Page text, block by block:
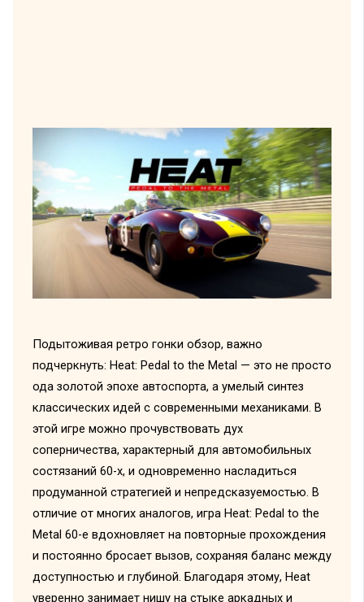
Подытоживая ретро гонки обзор, важно
подчеркнуть: Heat: Pedal to the Metal — это не просто
ода золотой эпохе автоспорта, а умелый синтез
классических идей с современными механиками. В
этой игре можно прочувствовать дух
соперничества, характерный для автомобильных
состязаний 60-х, и одновременно насладиться
продуманной стратегией и непредсказуемостью. В
отличие от многих аналогов, игра Heat: Pedal to the
Metal 60-е вдохновляет на повторные прохождения
и постоянно бросает вызов, сохраняя баланс между
доступностью и глубиной. Благодаря этому, Heat
уверенно занимает нишу на стыке аркадных и